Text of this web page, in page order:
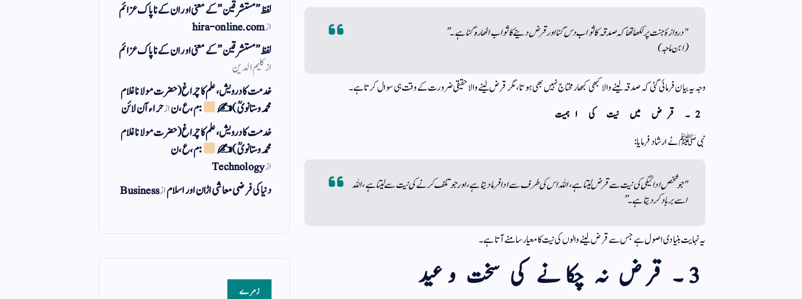
"دروازۂ جنت پر لکھا تھا کہ صدقہ کا ثواب دس گنا اور قرض دینے کا ثواب اٹھارہ گنا ہے۔”
(ابن ماجہ)
وجہ یہ بیان فرمائی گئی کہ صدقہ لینے والا کبھی کبھار محتاج نہیں بھی ہوتا، مگر قرض لینے والا حقیقی ضرورت کے وقت ہی سوال کرتا ہے۔
2۔ قرض میں نیت کی اہمیت
نبی ﷺ نے ارشاد فرمایا:
"جو شخص ادائیگی کی نیت سے قرض لیتا ہے، اللہ اس کی طرف سے ادا فرما دیتا ہے، اور جو تلف کرنے کی نیت سے لیتا ہے، اللہ
اسے برباد کر دیتا ہے۔”
یہ نہایت بنیادی اصول ہے جس سے قرض لینے والوں کی نیت کا معیار سامنے آتا ہے۔
3۔ قرض نہ چکانے کی سخت وعید
لفظ ” مستشرقین ” کے معنی اور ان کے نا پاک عزائم
ازhira-online.com
لفظ ” مستشرقین ” کے معنی اور ان کے نا پاک عزائم
ازکلیم الدین
خدمت کا درویش، علم کا چراغ(حضرت مولانا غلام
محمد وستانویؒ)✍
: م ، ع ، نازحراء آن لائن
خدمت کا درویش، علم کا چراغ(حضرت مولانا غلام
محمد وستانویؒ)✍
: م ، ع ، ن
ازTechnology
دنیا کی فرضی معاشی اڑان اور اسلامازBusiness
زمرے